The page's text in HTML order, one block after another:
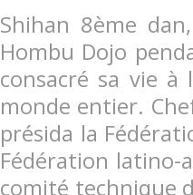
Shihan 8ème
Hombu Dojo
consacré sa vie
monde entier.
présida la
Fédération latino-
comité technique